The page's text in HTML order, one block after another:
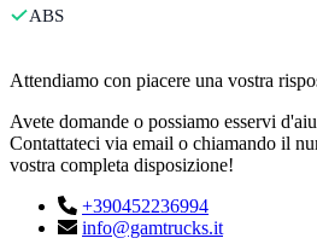
ABS
Attendiamo con piacere una vostra
Avete domande o possiamo esservi
Contattateci via email o chiamando il
vostra completa disposizione!
+390452236994
info@gamtrucks.it